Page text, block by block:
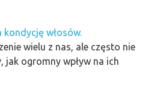
kondycję włosów.
wielu z nas, ale często nie
jak ogromny wpływ na ich